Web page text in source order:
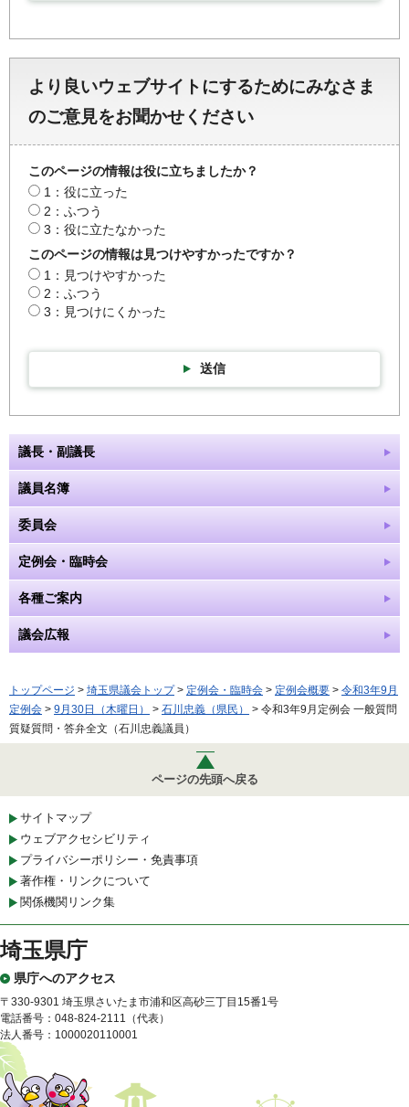
より良いウェブサイトにするためにみなさま
のご意見をお聞かせください
このページの情報は役に立ちましたか？
1：役に立った
2：ふつう
3：役に立たなかった
このページの情報は見つけやすかったですか？
1：見つけやすかった
2：ふつう
3：見つけにくかった
送信
議長・副議長
議員名簿
委員会
定例会・臨時会
各種ご案内
議会広報
トップページ > 埼玉県議会トップ> 定例会・臨時会 > 定例会概要 > 令和3年9月
定例会 > 9月30日（木曜日） > 石川忠義（県民）
> 令和3年9月定例会 一般質問
質疑質問・答弁全文（石川忠義議員）
ページの先頭へ戻る
サイトマップ
ウェブアクセシビリティ
プライバシーポリシー・免責事項
著作権・リンクについて
関係機関リンク集
埼玉県庁
県庁へのアクセス
〒330-9301 埼玉県さいたま市浦和区高砂三丁目15番1号
電話番号：048-824-2111（代表）
法人番号：1000020110001